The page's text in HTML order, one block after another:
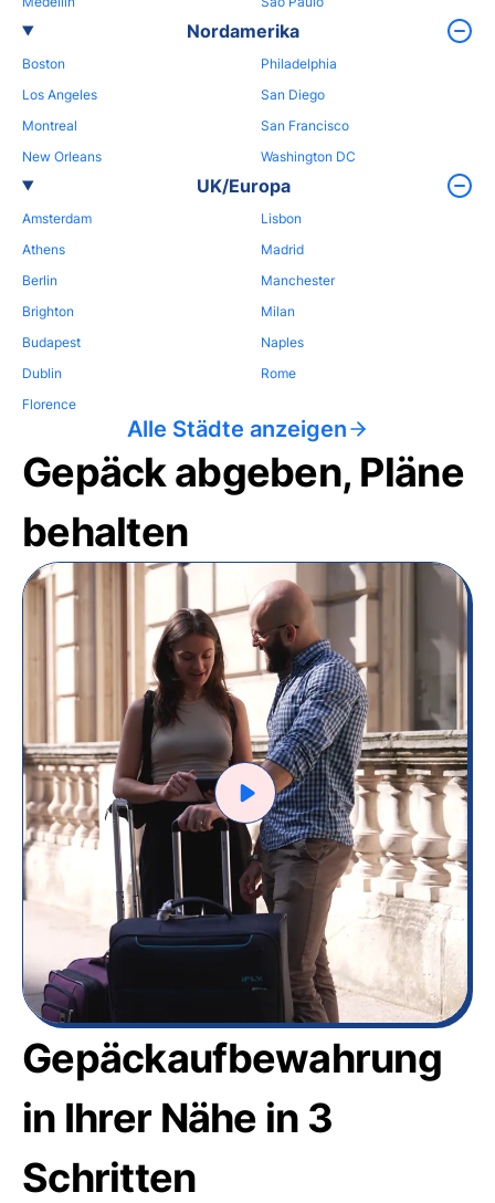
Nordamerika
Boston
Los Angeles
Montreal
New Orleans
Philadelphia
San Diego
San Francisco
Washington DC
UK/Europa
Amsterdam
Athens
Berlin
Brighton
Budapest
Dublin
Florence
Lisbon
Madrid
Manchester
Milan
Naples
Rome
Alle Städte anzeigen
Gepäck abgeben, Pläne
behalten
Gepäckaufbewahrung
in Ihrer Nähe in 3
Schritten